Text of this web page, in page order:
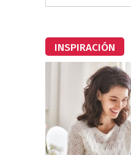
INSPIRACIÓN